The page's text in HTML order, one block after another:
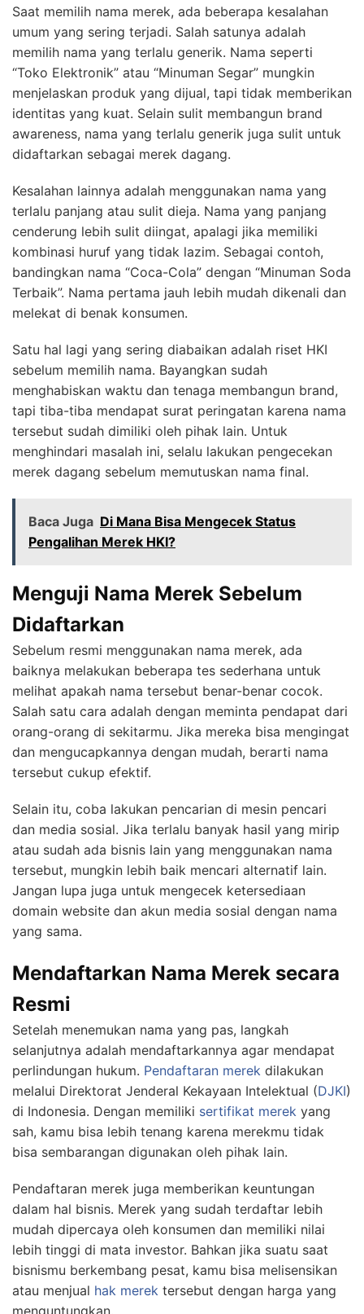
Saat memilih nama merek, ada beberapa kesalahan
umum yang sering terjadi. Salah satunya adalah
memilih nama yang terlalu generik. Nama seperti
“Toko Elektronik” atau “Minuman Segar” mungkin
menjelaskan produk yang dijual, tapi tidak memberikan
identitas yang kuat. Selain sulit membangun brand
awareness, nama yang terlalu generik juga sulit untuk
didaftarkan sebagai merek dagang.
Kesalahan lainnya adalah menggunakan nama yang
terlalu panjang atau sulit dieja. Nama yang panjang
cenderung lebih sulit diingat, apalagi jika memiliki
kombinasi huruf yang tidak lazim. Sebagai contoh,
bandingkan nama “Coca-Cola” dengan “Minuman Soda
Terbaik”. Nama pertama jauh lebih mudah dikenali dan
melekat di benak konsumen.
Satu hal lagi yang sering diabaikan adalah riset HKI
sebelum memilih nama. Bayangkan sudah
menghabiskan waktu dan tenaga membangun brand,
tapi tiba-tiba mendapat surat peringatan karena nama
tersebut sudah dimiliki oleh pihak lain. Untuk
menghindari masalah ini, selalu lakukan pengecekan
merek dagang sebelum memutuskan nama final.
Baca Juga Di Mana Bisa Mengecek Status
Pengalihan Merek HKI?
Menguji Nama Merek Sebelum
Didaftarkan
Sebelum resmi menggunakan nama merek, ada
baiknya melakukan beberapa tes sederhana untuk
melihat apakah nama tersebut benar-benar cocok.
Salah satu cara adalah dengan meminta pendapat dari
orang-orang di sekitarmu. Jika mereka bisa mengingat
dan mengucapkannya dengan mudah, berarti nama
tersebut cukup efektif.
Selain itu, coba lakukan pencarian di mesin pencari
dan media sosial. Jika terlalu banyak hasil yang mirip
atau sudah ada bisnis lain yang menggunakan nama
tersebut, mungkin lebih baik mencari alternatif lain.
Jangan lupa juga untuk mengecek ketersediaan
domain website dan akun media sosial dengan nama
yang sama.
Mendaftarkan Nama Merek secara
Resmi
Setelah menemukan nama yang pas, langkah
selanjutnya adalah mendaftarkannya agar mendapat
perlindungan hukum. Pendaftaran merek dilakukan
melalui Direktorat Jenderal Kekayaan Intelektual (DJKI)
di Indonesia. Dengan memiliki sertifikat merek yang
sah, kamu bisa lebih tenang karena merekmu tidak
bisa sembarangan digunakan oleh pihak lain.
Pendaftaran merek juga memberikan keuntungan
dalam hal bisnis. Merek yang sudah terdaftar lebih
mudah dipercaya oleh konsumen dan memiliki nilai
lebih tinggi di mata investor. Bahkan jika suatu saat
bisnismu berkembang pesat, kamu bisa melisensikan
atau menjual hak merek tersebut dengan harga yang
menguntungkan.